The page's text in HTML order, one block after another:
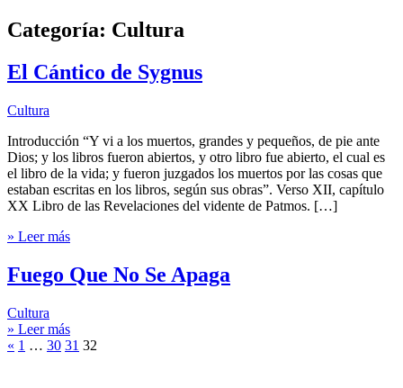
Categoría: Cultura
El Cántico de Sygnus
Cultura
Introducción “Y vi a los muertos, grandes y pequeños, de pie ante
Dios; y los libros fueron abiertos, y otro libro fue abierto, el cual es
el libro de la vida; y fueron juzgados los muertos por las cosas que
estaban escritas en los libros, según sus obras”. Verso XII, capítulo
XX Libro de las Revelaciones del vidente de Patmos. […]
» Leer más
Fuego Que No Se Apaga
Cultura
» Leer más
« 1 … 30 31 32